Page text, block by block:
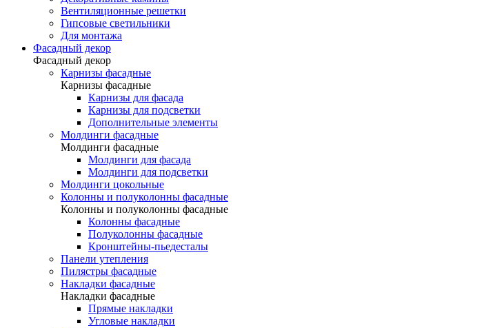
Вентиляционные решетки
Гипсовые светильники
Для монтажа
Фасадный декор
Фасадный декор
Карнизы фасадные
Карнизы фасадные
Карнизы для фасада
Карнизы для подсветки
Дополнительные элементы
Молдинги фасадные
Молдинги фасадные
Молдинги для фасада
Молдинги для подсветки
Молдинги цокольные
Колонны и полуколонны фасадные
Колонны и полуколонны фасадные
Колонны фасадные
Полуколонны фасадные
Кронштейны-пьедесталы
Панели утепления
Пилястры фасадные
Накладки фасадные
Накладки фасадные
Прямые накладки
Угловые накладки